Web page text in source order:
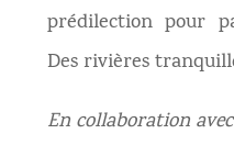
prédilection pour
Des rivières
En collaboration avec